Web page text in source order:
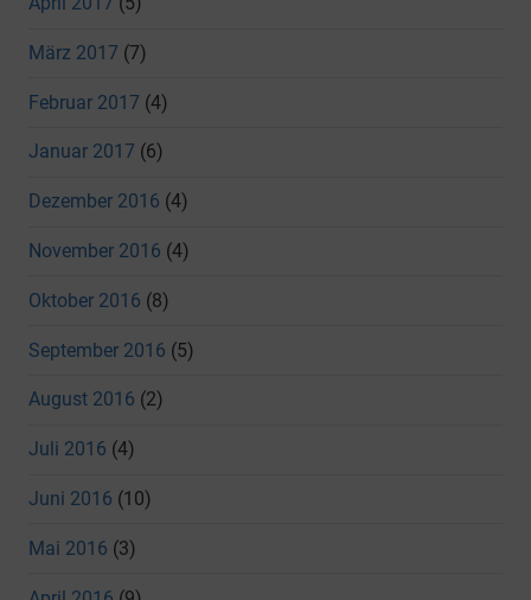
März 2017 (7)
Februar 2017 (4)
Januar 2017 (6)
Dezember 2016 (4)
November 2016 (4)
Oktober 2016 (8)
September 2016 (5)
August 2016 (2)
Juli 2016 (4)
Juni 2016 (10)
Mai 2016 (3)